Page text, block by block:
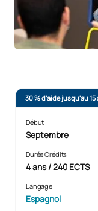
30 % d'aide jusqu'au 15
Début
Septembre
Durée Crédits
4 ans / 240 ECTS
Langage
Espagnol